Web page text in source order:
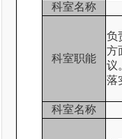
科室名称
科室职能
负
方
议
落
科室名称